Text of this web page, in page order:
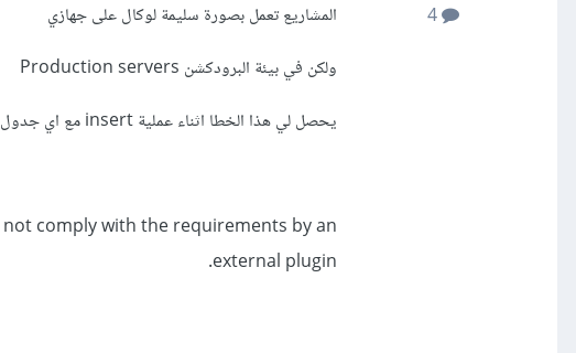
4
المشاريع تعمل بصورة سليمة لوكال على جهازي
ولكن في بيئة البرودكشن Production servers
يحصل لي هذا الخطا اثناء عملية insert مع اي جدول يحتوي على علاقات
not comply with the requirements by an
external plugin.